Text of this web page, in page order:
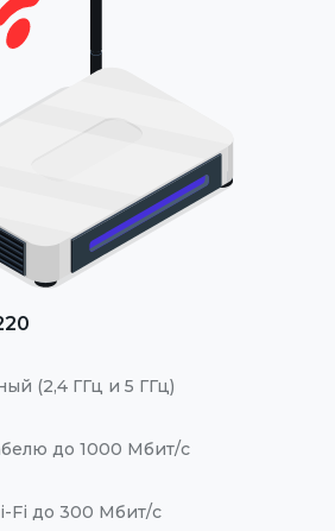
(2,4 ГГц и 5 ГГц)
до 1000 Мбит/с
Fi до 300 Мбит/с